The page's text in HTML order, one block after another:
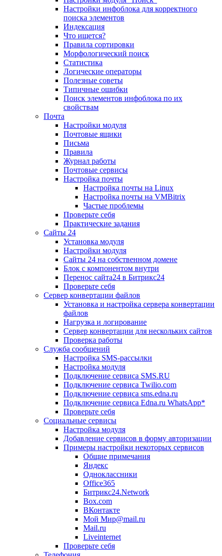
Настройки инфоблока для корректного
поиска элементов
Индексация
Что ищется?
Правила сортировки
Морфологический поиск
Статистика
Логические операторы
Полезные советы
Типичные ошибки
Поиск элементов инфоблока по их
свойствам
Почта
Настройки модуля
Почтовые ящики
Письма
Правила
Журнал работы
Почтовые сервисы
Настройка почты
Настройка почты на Linux
Настройка почты на VMBitrix
Частые проблемы
Проверьте себя
Практические задания
Сайты 24
Установка модуля
Настройки модуля
Сайты 24 на собственном домене
Блок с компонентом внутри
Перенос сайта24 в Битрикс24
Проверьте себя
Сервер конвертации файлов
Установка и настройка сервера конвертации
файлов
Нагрузка и логирование
Сервер конвертации для нескольких сайтов
Проверка работы
Служба сообщений
Настройка SMS-рассылки
Настройка модуля
Подключение сервиса SMS.RU
Подключение сервиса Twilio.com
Подключение сервиса sms.edna.ru
Подключение сервиса Edna.ru WhatsApp*
Проверьте себя
Социальные сервисы
Настройка модуля
Добавление сервисов в форму авторизации
Примеры настройки некоторых сервисов
Общие примечания
Яндекс
Одноклассники
Office365
Битрикс24.Network
Box.com
ВКонтакте
Мой Мир@mail.ru
Mail.ru
Liveinternet
Проверьте себя